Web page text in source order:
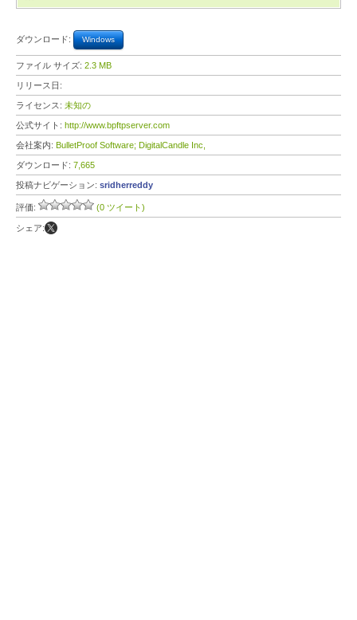
ダウンロード: Windows
ファイル サイズ: 2.3 MB
リリース日:
ライセンス: 未知の
公式サイト: http://www.bpftpserver.com
会社案内: BulletProof Software; DigitalCandle Inc,
ダウンロード: 7,665
投稿ナビゲーション: sridherreddy
評価: (0 ツイート)
シェア: